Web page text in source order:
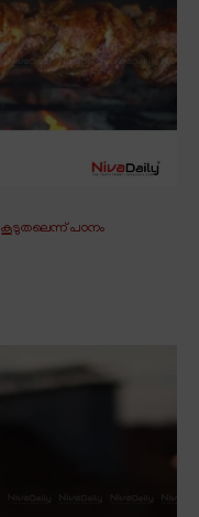
കൂടുതലെന്ന് പഠനം